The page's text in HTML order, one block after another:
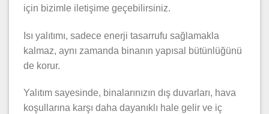
için bizimle iletişime geçebilirsiniz.
Isı yalıtımı, sadece enerji tasarrufu sağlamakla
kalmaz, aynı zamanda binanın yapısal bütünlüğünü
de korur.
Yalıtım sayesinde, binalarınızın dış duvarları, hava
koşullarına karşı daha dayanıklı hale gelir ve iç